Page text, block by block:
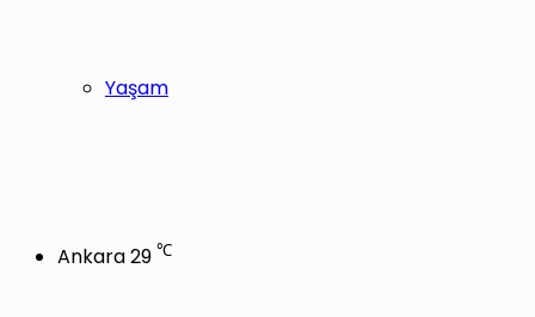
Yaşam
Ankara29 ℃